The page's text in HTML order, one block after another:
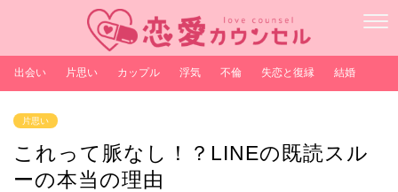
出会い 片思い カップル 浮気 不倫 失恋と復縁 結婚
片思い
これって脈なし！？LINEの既読スル
ーの本当の理由